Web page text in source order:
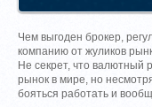
Чем выгоден брокер,
компанию от жуликов
Не секрет, что валютный
рынок в мире, но
бояться работать и